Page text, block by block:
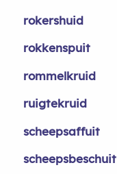
rokershuid
rokkenspuit
rommelkruid
ruigtekruid
scheepsaffuit
scheepsbeschuit